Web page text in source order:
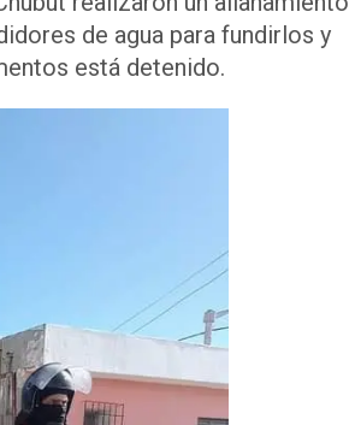
de agua para fundirlos y
está detenido.